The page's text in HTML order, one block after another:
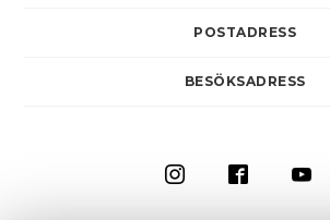
POSTADRESS
BESÖKSADRESS